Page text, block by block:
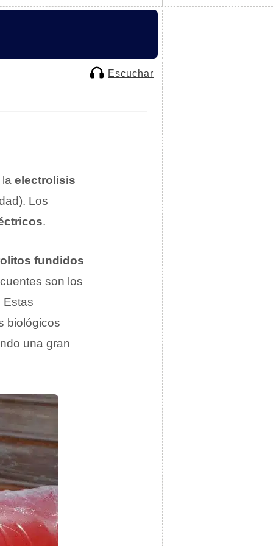
Escuchar
electrolisis
Los
.
fundidos
son los
Estas
biológicos
una gran